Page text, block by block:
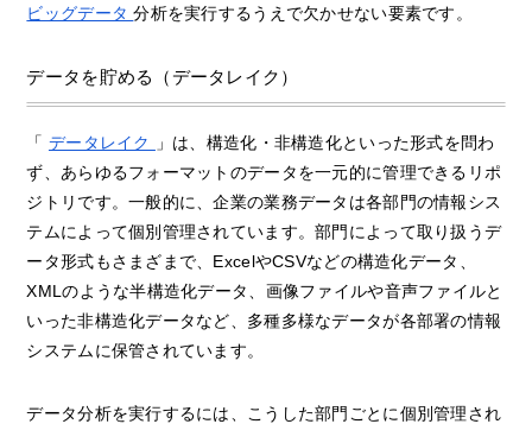
ビッグデータ分析を実行するうえで欠かせない要素です。
データを貯める（データレイク）
「 データレイク
」は、構造化・非構造化といった形式を問わ
ず、あらゆるフォーマットのデータを一元的に管理できるリポ
ジトリです。一般的に、企業の業務データは各部門の情報シス
テムによって個別管理されています。部門によって取り扱うデ
ータ形式もさまざまで、ExcelやCSVなどの構造化データ、
XMLのような半構造化データ、画像ファイルや音声ファイルと
いった非構造化データなど、多種多様なデータが各部署の情報
システムに保管されています。
データ分析を実行するには、こうした部門ごとに個別管理され